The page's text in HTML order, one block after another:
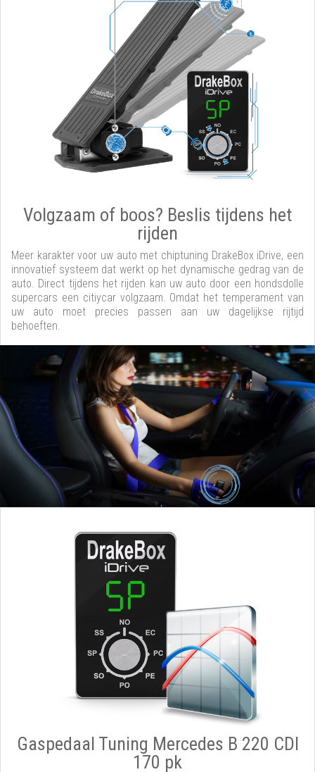
Volgzaam of boos? Beslis tijdens het
rijden
Meer karakter voor uw auto met chiptuning DrakeBox iDrive, een
innovatief systeem dat werkt op het dynamische gedrag van de
auto. Direct tijdens het rijden kan uw auto door een hondsdolle
supercars een citiycar volgzaam. Omdat het temperament van
uw auto moet precies passen aan uw dagelijkse rijtijd
behoeften.
Gaspedaal Tuning Mercedes B 220 CDI
170 pk